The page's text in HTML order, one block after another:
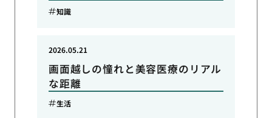
知識
画面越しの憧れと美容医療のリアル
な距離
2026.05.21
生活